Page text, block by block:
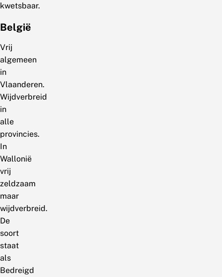
kwetsbaar.
België
Vrij
algemeen
in
Vlaanderen.
Wijdverbreid
in
alle
provincies.
In
Wallonië
vrij
zeldzaam
maar
wijdverbreid.
De
soort
staat
als
Bedreigd